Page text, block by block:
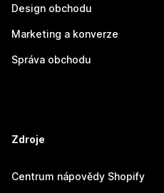
Design obchodu
Marketing a konverze
Správa obchodu
Zdroje
Centrum nápovědy Shopify